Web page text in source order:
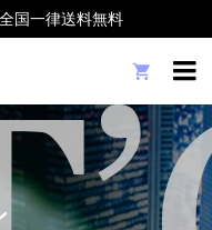
国一律送料無料
